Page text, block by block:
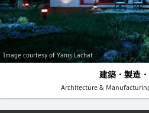
Image courtesy of Yanis Lachat
建築・製造
Architecture &